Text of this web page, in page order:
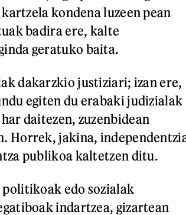
kondena luzeen pean
badira ere, kalte
geratuko baita.
dakarzkio justiziari; izan ere,
egiten du erabaki judizialak
daitezen, zuzenbidean
Horrek, jakina,
publikoa kaltetzen ditu.
edo sozialak
indartzea, gizartean